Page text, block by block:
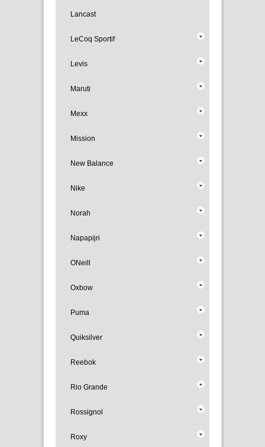
Lancast
LeCoq Sportif
Levis
Maruti
Mexx
Mission
New Balance
Nike
Norah
Napapijri
ONeill
Oxbow
Puma
Quiksilver
Reebok
Rio Grande
Rossignol
Roxy